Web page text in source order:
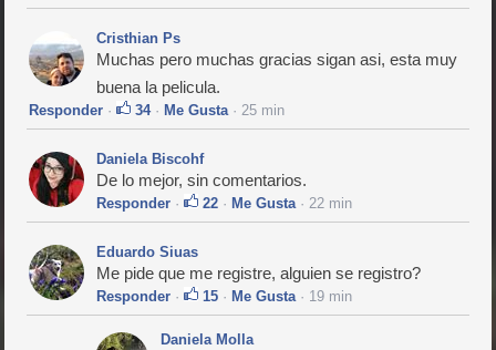
Cristhian Ps
Muchas pero muchas gracias sigan asi, esta muy
buena la pelicula.
Responder · 34· Me Gusta· 25 min
Daniela Biscohf
De lo mejor, sin comentarios.
Responder · 22 · Me Gusta· 22 min
Eduardo Siuas
Me pide que me registre, alguien se registro?
Responder · 15 · Me Gusta· 19 min
Daniela Molla